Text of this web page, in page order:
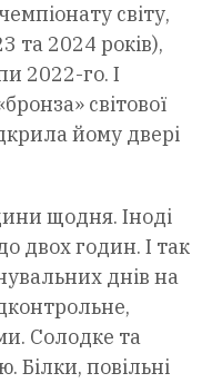
світу,
та 2024 років),
2022-го. І
світової
йому двері
щодня. Іноді
двох годин. І так
днів на
Солодке та
Білки, повільні